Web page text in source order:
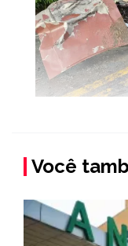
Você